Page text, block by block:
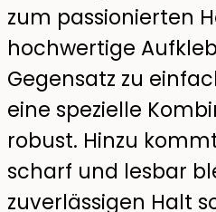
zum passionierten
hochwertige
Gegensatz zu
eine spezielle
robust. Hinzu
scharf und lesbar
zuverlässigen Halt